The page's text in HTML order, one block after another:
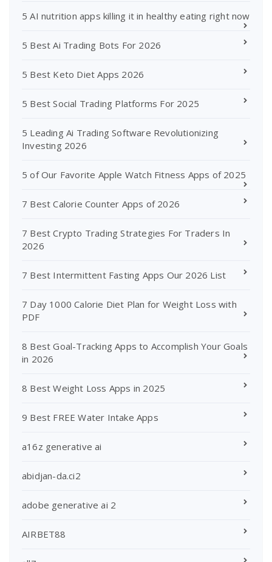
5 AI nutrition apps killing it in healthy eating right now
5 Best Ai Trading Bots For 2026
5 Best Keto Diet Apps 2026
5 Best Social Trading Platforms For 2025
5 Leading Ai Trading Software Revolutionizing
Investing 2026
5 of Our Favorite Apple Watch Fitness Apps of 2025
7 Best Calorie Counter Apps of 2026
7 Best Crypto Trading Strategies For Traders In
2026
7 Best Intermittent Fasting Apps Our 2026 List
7 Day 1000 Calorie Diet Plan for Weight Loss with
PDF
8 Best Goal-Tracking Apps to Accomplish Your Goals
in 2026
8 Best Weight Loss Apps in 2025
9 Best FREE Water Intake Apps
a16z generative ai
abidjan-da.ci2
adobe generative ai 2
AIRBET88